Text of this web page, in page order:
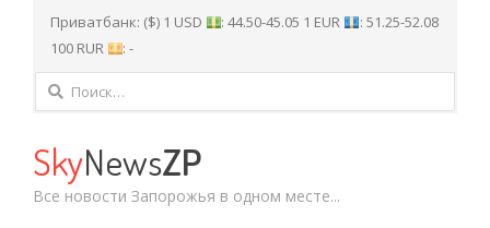
Приватбанк: ($) 1 USD : 44.50-45.05 1 EUR
: 51.25-52.08
100 RUR
: -
Найти:
SkyNewsZP
Все новости Запорожья в одном месте...